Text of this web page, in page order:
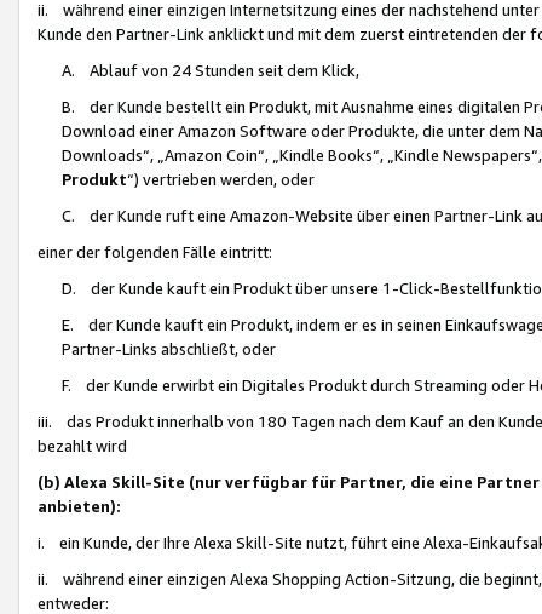
ii. während einer einzigen Internetsitzung eines der nachstehend
Kunde den Partner-Link anklickt und mit dem zuerst eintretenden der
A. Ablauf von 24 Stunden seit dem Klick,
B. der Kunde bestellt ein Produkt, mit Ausnahme eines digitalen
Download einer Amazon Software oder Produkte, die unter dem
Downloads“, „Amazon Coin“, „Kindle Books“, „Kindle
Produkt“) vertrieben werden, oder
C. der Kunde ruft eine Amazon-Website über einen Partner-Link
einer der folgenden Fälle eintritt:
D. der Kunde kauft ein Produkt über unsere 1-Click-
E. der Kunde kauft ein Produkt, indem er es in seinen
Partner-Links abschließt, oder
F. der Kunde erwirbt ein Digitales Produkt durch Streaming oder
iii. das Produkt innerhalb von 180 Tagen nach dem Kauf an den
bezahlt wird
(b) Alexa Skill-Site (nur verfügbar für Partner, die eine
anbieten):
i. ein Kunde, der Ihre Alexa Skill-Site nutzt, führt eine Alexa-
ii. während einer einzigen Alexa Shopping Action-Sitzung, die
entweder: